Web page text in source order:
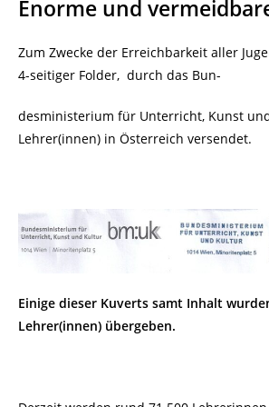
Enorme und
Zum Zwecke der Erreichbarkeit aller
4-seitiger Folder, durch das Bun-
desministerium für Unterricht, Kunst
Lehrer(innen) in Österreich versendet.
Einige dieser Kuverts samt Inhalt
Lehrer(innen) übergeben.